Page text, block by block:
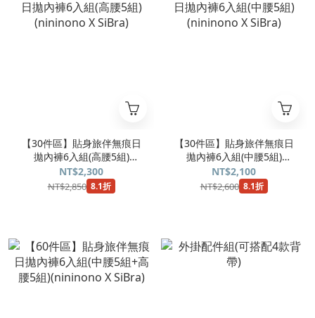
【30件區】貼身旅伴無痕日
拋內褲6入組(高腰5組)
(nininono X SiBra)
NT$2,300
NT$2,850 8.1折
【30件區】貼身旅伴無痕日
拋內褲6入組(中腰5組)
(nininono X SiBra)
NT$2,100
NT$2,600 8.1折